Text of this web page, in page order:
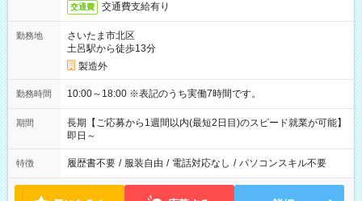
交通費 交通費支給有り
勤務地
さいたま市北区
土呂駅から徒歩13分
製造外
勤務時間 10:00～18:00 ※表記のうち実働7時間です。
期間
長期【ご応募から1週間以内(最短2日目)のスピード就業が可能】
即日～
特徴 履歴書不要 / 服装自由 / 電話対応なし / パソコンスキル不要